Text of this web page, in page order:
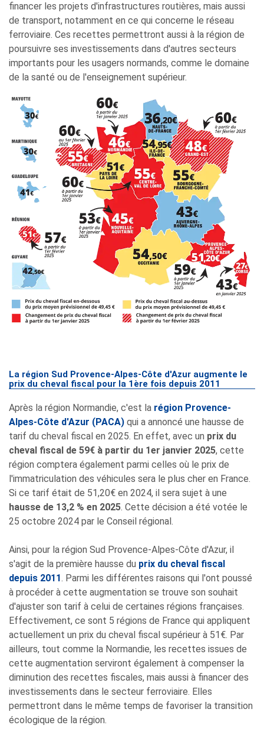
financer les projets d'infrastructures routières, mais aussi
de transport, notamment en ce qui concerne le réseau
ferroviaire. Ces recettes permettront aussi à la région de
poursuivre ses investissements dans d'autres secteurs
importants pour les usagers normands, comme le domaine
de la santé ou de l'enseignement supérieur.
La région Sud Provence-Alpes-Côte d'Azur augmente le
prix du cheval fiscal pour la 1ère fois depuis 2011
Après la région Normandie, c'est la région Provence-
Alpes-Côte d'Azur (PACA) qui a annoncé une hausse de
tarif du cheval fiscal en 2025. En effet, avec un prix du
cheval fiscal de 59€ à partir du 1er janvier 2025, cette
région comptera également parmi celles où le prix de
l'immatriculation des véhicules sera le plus cher en France.
Si ce tarif était de 51,20€ en 2024, il sera sujet à une
hausse de 13,2 % en 2025. Cette décision a été votée le
25 octobre 2024 par le Conseil régional.
Ainsi, pour la région Sud Provence-Alpes-Côte d'Azur, il
s'agit de la première hausse du prix du cheval fiscal
depuis 2011. Parmi les différentes raisons qui l'ont poussé
à procéder à cette augmentation se trouve son souhait
d'ajuster son tarif à celui de certaines régions françaises.
Effectivement, ce sont 5 régions de France qui appliquent
actuellement un prix du cheval fiscal supérieur à 51€. Par
ailleurs, tout comme la Normandie, les recettes issues de
cette augmentation serviront également à compenser la
diminution des recettes fiscales, mais aussi à financer des
investissements dans le secteur ferroviaire. Elles
permettront dans le même temps de favoriser la transition
écologique de la région.